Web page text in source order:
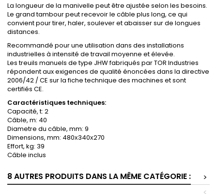
La longueur de la manivelle peut être ajustée selon les besoins.
Le grand tambour peut recevoir le câble plus long, ce qui
convient pour tirer, haler, soulever et abaisser sur de longues
distances.
Recommandé pour une utilisation dans des installations
industrielles à intensité de travail moyenne et élevée.
Les treuils manuels de type JHW fabriqués par TOR Industries
répondent aux exigences de qualité énoncées dans la directive
2006/42 / CE sur la fiche technique des machines et sont
certifiés CE.
Caractéristiques techniques:
Capacité, t: 2
Câble, m: 40
Diametre du câble, mm: 9
Dimensions, mm: 480х340х270
Effort, kg: 39
Câble inclus
8 AUTRES PRODUITS DANS LA MÊME CATÉGORIE :
>